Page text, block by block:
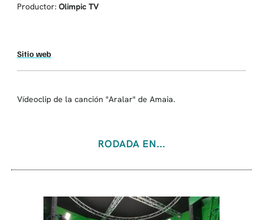
Productor: Olimpic TV
Sitio web
Vídeoclip de la canción "Aralar" de Amaia.
RODADA EN...